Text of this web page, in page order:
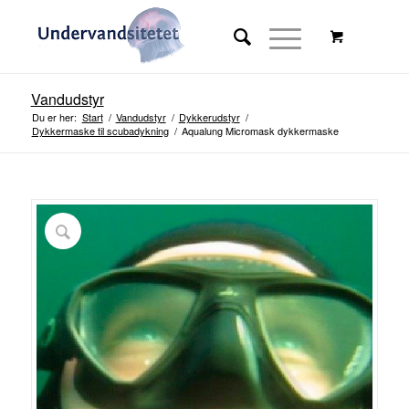
Vandudstyr
Du er her: Start / Vandudstyr / Dykkerudstyr /
Dykkermaske til scubadykning / Aqualung Micromask dykkermaske